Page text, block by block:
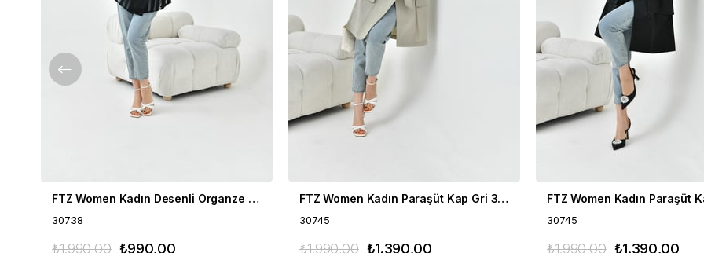
FTZ Women Kadın Desenli Organze Kap Siyah 30738
30738
₺990,00
₺1.990,00
FTZ Women Kadın Paraşüt Kap Gri 30745
30745
₺1.390,00
₺1.990,00
30745
₺1.390,00
₺1.990,00